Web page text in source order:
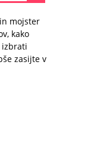
mojster
kako
zasijte v